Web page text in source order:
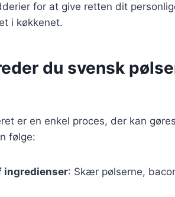
for at give retten dit
i køkkenet.
du svensk
er en enkel proces, der kan
følge:
ingredienser: Skær pølserne,